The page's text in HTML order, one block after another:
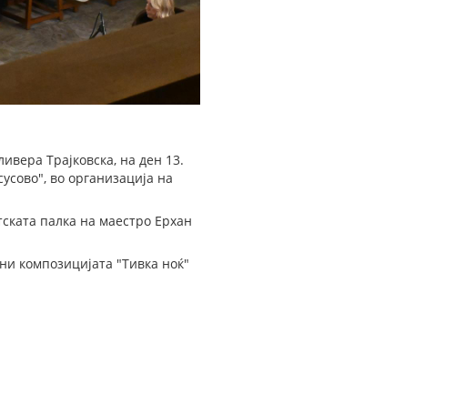
Трајковска, на ден 13.
во организација на
палка на маестро Ерхан
композицијата "Тивка ноќ"